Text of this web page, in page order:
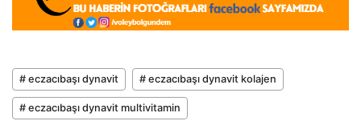
# eczacıbaşı dynavit # eczacıbaşı dynavit kolajen
# eczacıbaşı dynavit multivitamin